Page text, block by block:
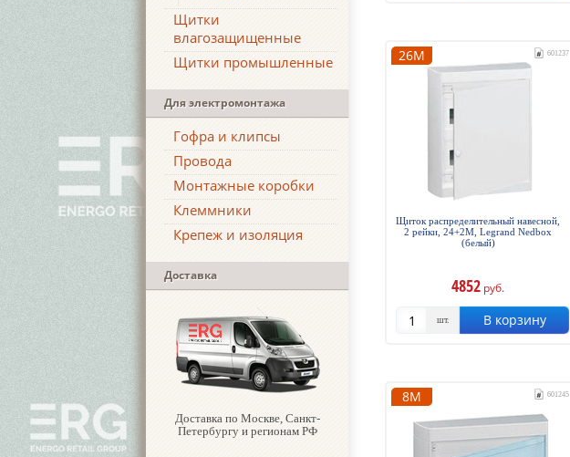
Щитки
влагозащищенные
Щитки промышленные
Для электромонтажа
Гофра и клипсы
Провода
Монтажные коробки
Клеммники
Крепеж и изоляция
Доставка
Доставка по Москве, Санкт-
Петербургу и регионам РФ
26М
Щиток распределительный навесной,
2 рейки, 24+2М, Legrand Nedbox
(белый)
601237
4852 руб.
шт. В корзину
8М 601245